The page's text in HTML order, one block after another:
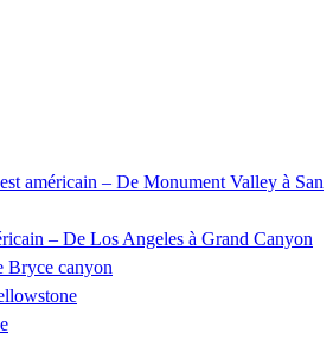
américain – De Monument Valley à San
– De Los Angeles à Grand Canyon
Bryce canyon